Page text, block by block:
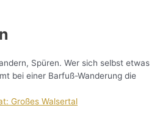
Spüren. Wer sich selbst etwas
bei einer Barfuß-Wanderung die
Großes Walsertal